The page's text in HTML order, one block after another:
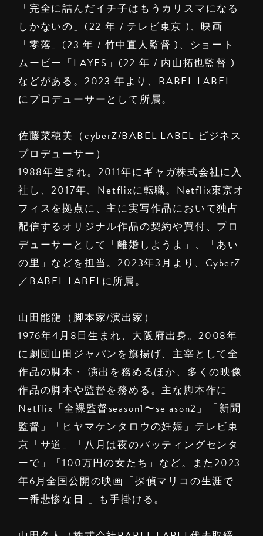
「完全に詰んだイチ子はもうカリスマになる
しかないの」(22 年 / テレビ東京 )、映画
「零落」(23 年 / 竹中直人監督 )、ショート
ムービー「LAYES」(22 年 / 内山拓也監督 )
などがある。2023 年より、BABEL LABEL
にプロデューサーとして所属。
佐藤菜穂美（cyberZ/BABEL LABEL ビジネス
プロデューサー）
1988年生まれ。2011年にギャガ株式会社に入
社し、2017年、Netflixに転職。Netflix東京オ
フィスを拠点に、主に実写作品において独占
配信するオリジナル作品の契約や買付、プロ
デューサーとして「離婚しようよ」、「あい
の里」などを担当。2023年3月より、CyberZ
／BABEL LABELに所属。
山田能龍（脚本家/演出家）
1976年4月8日生まれ、大阪府出身。2008年
に劇団山田ジャパンを旗揚げ、主宰として全
作品の脚本・ 演出を務めるほか、多くの映像
作品の脚本や監督を務める。主な脚本作に
Netflix「全裸監督season1〜se ason2」「新聞
監督」「ヒヤマケンタロウの妊娠」テレビ東
京「サ道」「八月は夜のバッティングセンタ
ーで」「100万円の女たち」など。また2023
年6月全国公開の映画「探偵マリコの生涯で
一番悲惨な日 」も手掛ける。